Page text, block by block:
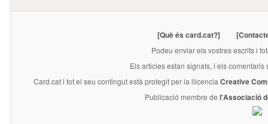
[Què és card.cat?]
Podeu enviar els vostres escrits i
Els articles estan signats, i els
Card.cati tot el seu contingut està protegit per la llicencia Creative
Publicació membre de l'Associació